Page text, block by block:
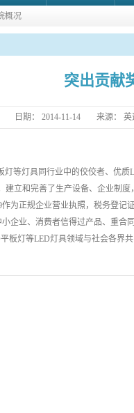
概况
突出贡献
日期： 2014-11-14 来源： 英
灯等灯具同行业中的佼佼者、优
建立和完善了生产设备、企业制
为正规企业营业执照，税务登记
企业、消费者信得过产品、重合
板灯等LED灯具领域与社会各界共